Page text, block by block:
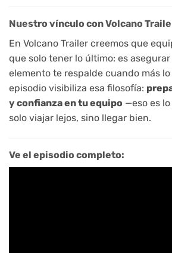
Nuestro vínculo con Volcano
En Volcano Trailer creemos que
que solo tener lo último: es
elemento te respalde cuando más
episodio visibiliza esa filosofía:
y confianza en tu equipo —eso es
solo viajar lejos, sino llegar bien.
Ve el episodio completo: